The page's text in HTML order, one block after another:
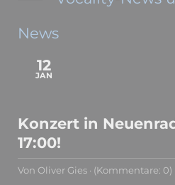
News
12
JAN
Konzert in
17:00!
Von Oliver Gies · (Kommentare: 0)